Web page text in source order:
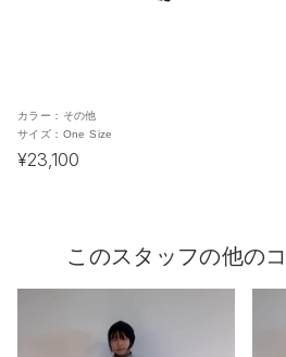
カラー： その他
サイズ： One Size
¥23,100
このスタッフの他の